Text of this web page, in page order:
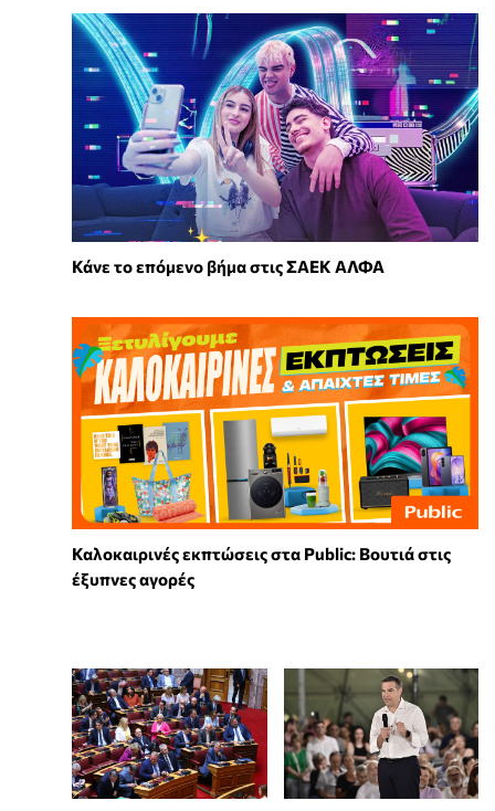
Κάνε το επόμενο βήμα στις ΣΑΕΚ ΑΛΦΑ
Καλοκαιρινές εκπτώσεις στα Public: Βουτιά στις
έξυπνες αγορές